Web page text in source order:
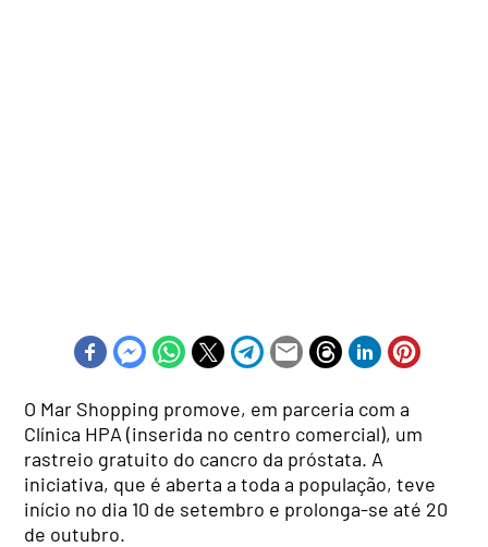
O Mar Shopping promove, em parceria com a
Clínica HPA (inserida no centro comercial), um
rastreio gratuito do cancro da próstata. A
iniciativa, que é aberta a toda a população, teve
início no dia 10 de setembro e prolonga-se até 20
de outubro.